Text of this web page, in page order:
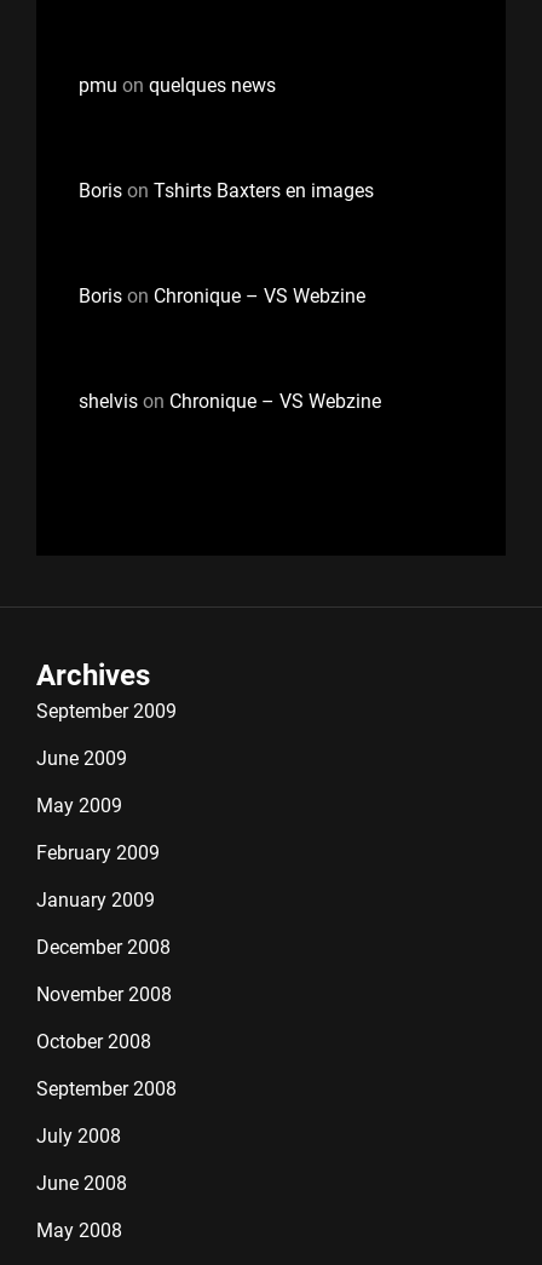
pmu on quelques news
Boris on Tshirts Baxters en images
Boris on Chronique – VS Webzine
shelvis on Chronique – VS Webzine
Archives
September 2009
June 2009
May 2009
February 2009
January 2009
December 2008
November 2008
October 2008
September 2008
July 2008
June 2008
May 2008